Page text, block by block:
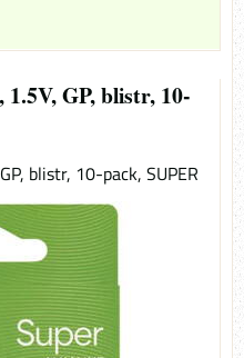
GP, blistr, 10-
blistr, 10-pack, SUPER